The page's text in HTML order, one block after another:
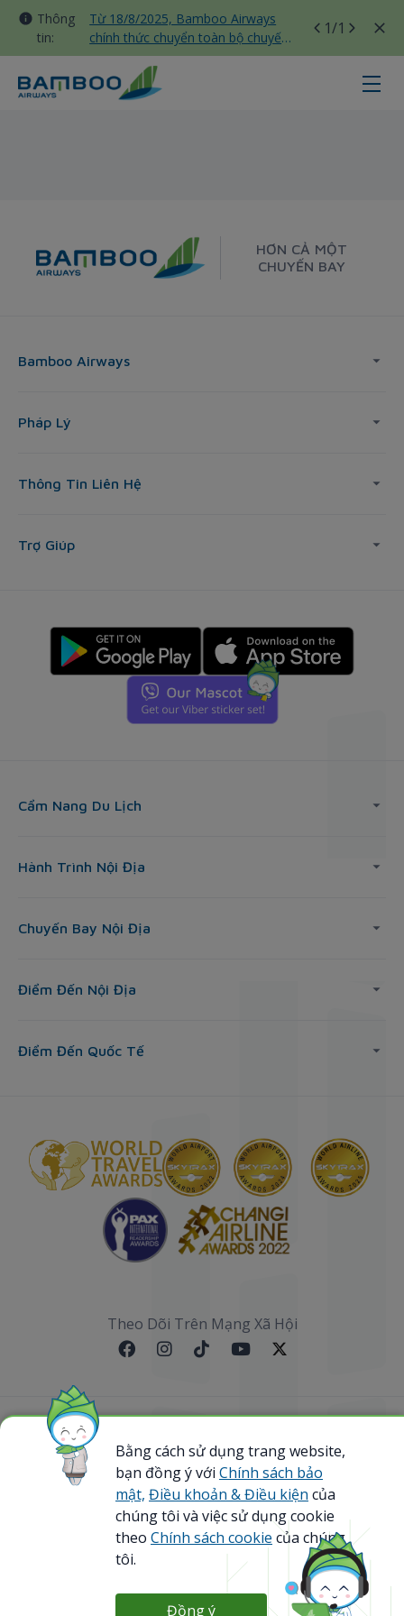
Thông
tin:
Từ 18/8/2025, Bamboo Airways
chính thức chuyển toàn bộ chuyến
bay nội địa sang nhà ga T3 Tân
Sơn Nhất
1/1
HƠN CẢ MỘT
CHUYẾN BAY
Bamboo Airways
Pháp Lý
Thông Tin Liên Hệ
Trợ Giúp
Cẩm Nang Du Lịch
Hành Trình Nội Địa
Chuyến Bay Nội Địa
Điểm Đến Nội Địa
Điểm Đến Quốc Tế
Theo Dõi Trên Mạng Xã Hội
Sơ đồ website
@ 2023 Bamboo Airways Copyright. All Rights
Reserved.
Business Registration Code: 0107867370
Bằng cách sử dụng trang website,
bạn đồng ý với Chính sách bảo
mật, Điều khoản & Điều kiện của
chúng tôi và việc sử dụng cookie
theo Chính sách cookie của chúng
tôi.
Đồng ý